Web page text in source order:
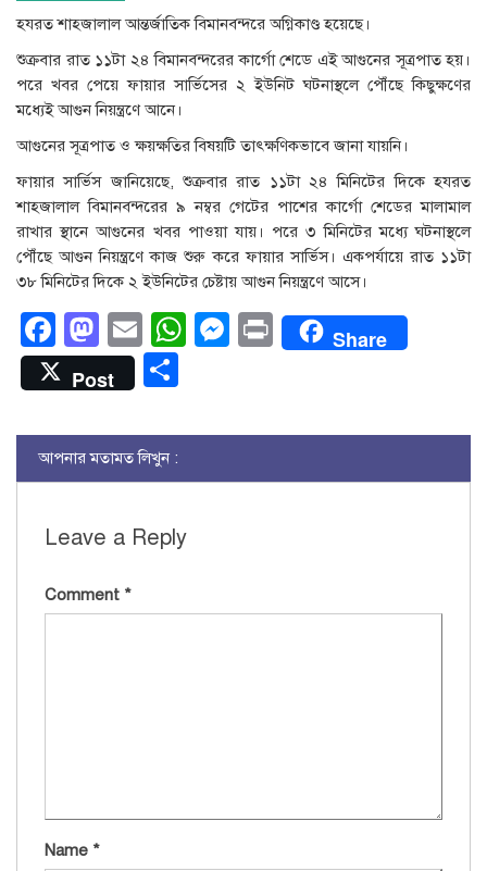
হযরত শাহজালাল আন্তর্জাতিক বিমানবন্দরে অগ্নিকাণ্ড হয়েছে।
শুক্রবার রাত ১১টা ২৪ বিমানবন্দরের কার্গো শেডে এই আগুনের সূত্রপাত হয়।
পরে খবর পেয়ে ফায়ার সার্ভিসের ২ ইউনিট ঘটনাস্থলে পৌঁছে কিছুক্ষণের
মধ্যেই আগুন নিয়ন্ত্রণে আনে।
আগুনের সূত্রপাত ও ক্ষয়ক্ষতির বিষয়টি তাৎক্ষণিকভাবে জানা যায়নি।
ফায়ার সার্ভিস জানিয়েছে, শুক্রবার রাত ১১টা ২৪ মিনিটের দিকে হযরত
শাহজালাল বিমানবন্দরের ৯ নম্বর গেটের পাশের কার্গো শেডের মালামাল
রাখার স্থানে আগুনের খবর পাওয়া যায়। পরে ৩ মিনিটের মধ্যে ঘটনাস্থলে
পৌঁছে আগুন নিয়ন্ত্রণে কাজ শুরু করে ফায়ার সার্ভিস। একপর্যায়ে রাত ১১টা
৩৮ মিনিটের দিকে ২ ইউনিটের চেষ্টায় আগুন নিয়ন্ত্রণে আসে।
Facebook
Mastodon
EmailWhatsApp
Messenger
PrintShare
Post
আপনার মতামত লিখুন :
Leave a Reply
Comment *
Name *